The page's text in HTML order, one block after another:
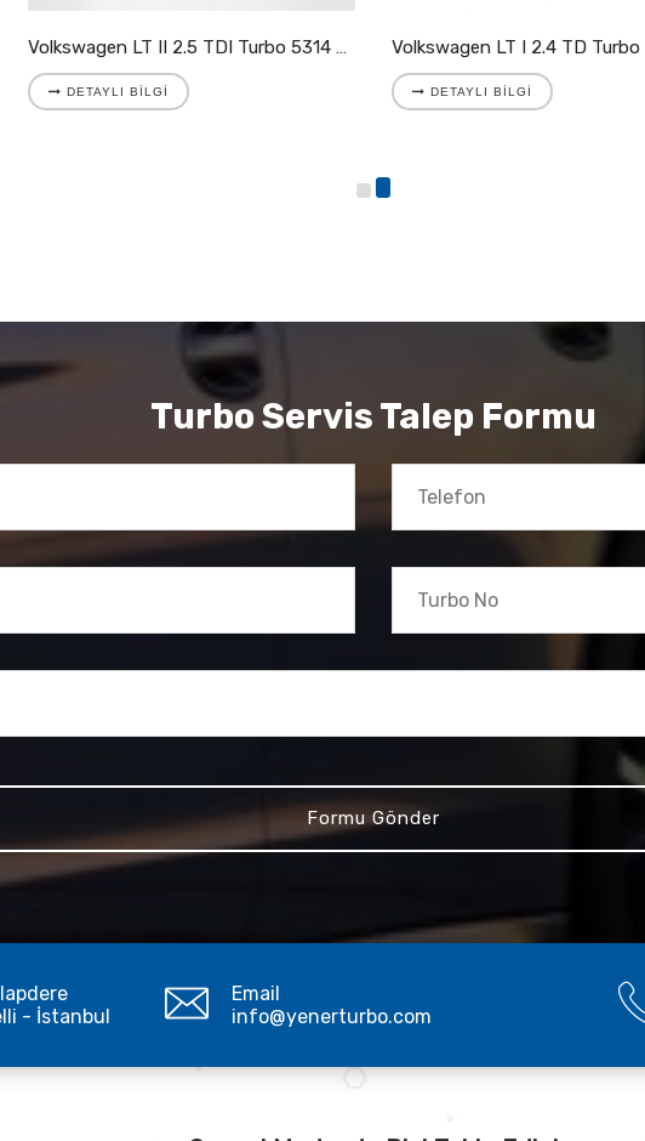
Volkswagen LT II 2.5 TDI Turbo 5314 988 7025
DETAYLI BILGI DETAYLI BILGI
Turbo Servis Talep Formu
- İstanbul
Email
info@yenerturbo.com